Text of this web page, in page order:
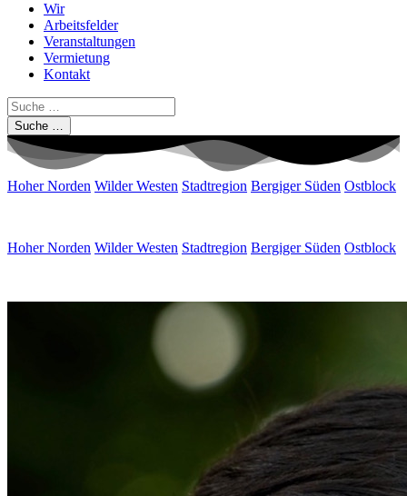
Wir
Arbeitsfelder
Veranstaltungen
Vermietung
Kontakt
Suche …
Hoher Norden Wilder Westen Stadtregion Bergiger Süden Ostblock
Hoher Norden Wilder Westen Stadtregion Bergiger Süden Ostblock